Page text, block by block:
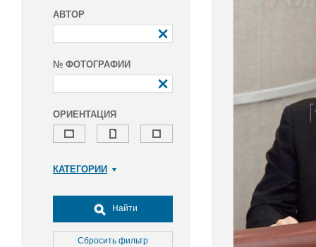
АВТОР
№ ФОТОГРАФИИ
ОРИЕНТАЦИЯ
КАТЕГОРИИ
Досуг, туризм и отдых
Культура
Медицина
Найти
Сбросить фильтр